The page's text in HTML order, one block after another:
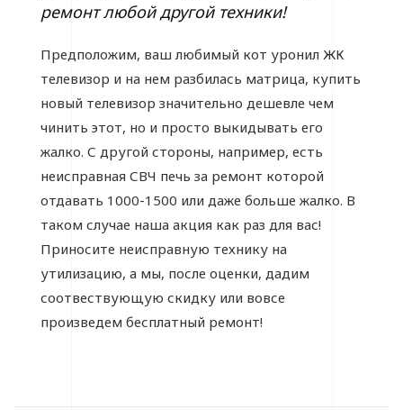
ремонт любой другой техники!
Предположим, ваш любимый кот уронил ЖК
телевизор и на нем разбилась матрица, купить
новый телевизор значительно дешевле чем
чинить этот, но и просто выкидывать его
жалко. С другой стороны, например, есть
неисправная СВЧ печь за ремонт которой
отдавать 1000-1500 или даже больше жалко. В
таком случае наша акция как раз для вас!
Приносите неисправную технику на
утилизацию, а мы, после оценки, дадим
соотвествующую скидку или вовсе
произведем бесплатный ремонт!